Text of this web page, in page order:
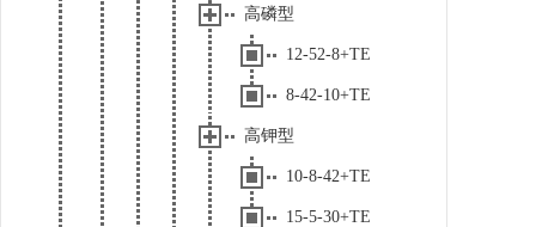
高磷型
12-52-8+TE
8-42-10+TE
高钾型
10-8-42+TE
15-5-30+TE